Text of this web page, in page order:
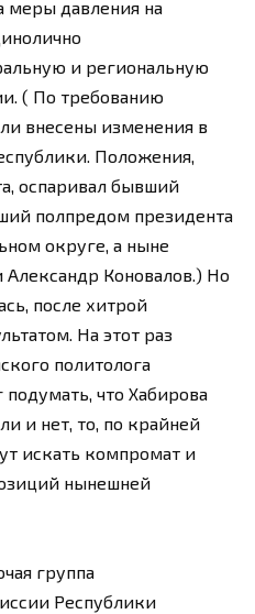
меры давления на
и региональную
( По требованию
внесены изменения в
Положения,
оспаривал бывший
полпредом президента
округе, а ныне
Коновалов.) Но
после хитрой
На этот раз
политолога
что Хабирова
и нет, то, по крайней
искать компромат и
нынешней
группа
Республики